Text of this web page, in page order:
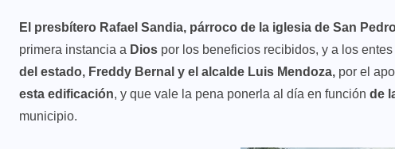
El presbítero Rafael Sandia, párroco de la iglesia de San
primera instancia a Dios por los beneficios recibidos, y a los
del estado, Freddy Bernal y el alcalde Luis Mendoza, por el
esta edificación, y que vale la pena ponerla al día en función de
municipio.